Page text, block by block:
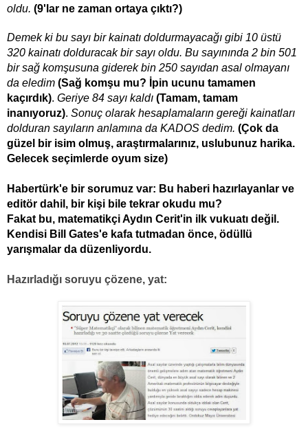
oldu. (9'lar ne zaman ortaya çıktı?)
Demek ki bu sayı bir kainatı doldurmayacağı gibi 10 üstü
320 kainatı dolduracak bir sayı oldu. Bu sayınında 2 bin 501
bir sağ komşusuna giderek bin 250 sayıdan asal olmayanı
da eledim (Sağ komşu mu? İpin ucunu tamamen
kaçırdık). Geriye 84 sayı kaldı (Tamam, tamam
inanıyoruz). Sonuç olarak hesaplamaların gereği kainatları
dolduran sayıların anlamına da KADOS dedim. (Çok da
güzel bir isim olmuş, araştırmalarınız, uslubunuz harika.
Gelecek seçimlerde oyum size)
Habertürk'e bir sorumuz var: Bu haberi hazırlayanlar ve
editör dahil, bir kişi bile tekrar okudu mu?
Fakat bu, matematikçi Aydın Cerit'in ilk vukuatı değil.
Kendisi Bill Gates'e kafa tutmadan önce, ödüllü
yarışmalar da düzenliyordu.
Hazırladığı soruyu çözene, yat: